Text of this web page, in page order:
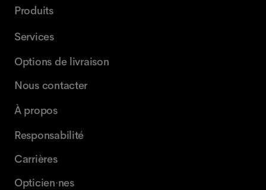
Produits
Services
Options de livraison
Nous contacter
À propos
Responsabilité
Carrières
Opticien·nes